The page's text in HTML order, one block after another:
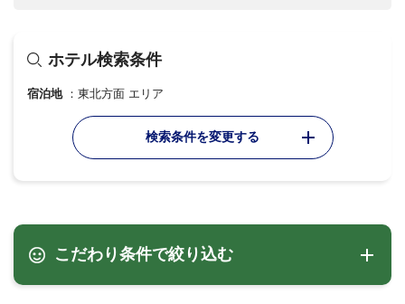
ホテル検索条件
宿泊地 東北方面 エリア
検索条件を変更する
こだわり条件で絞り込む